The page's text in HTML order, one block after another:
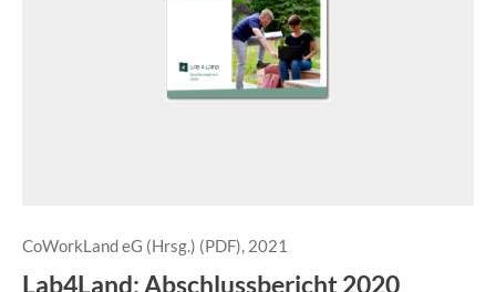
CoWorkLand eG (Hrsg.) (PDF), 2021
Lab4Land: Abschlussbericht 2020